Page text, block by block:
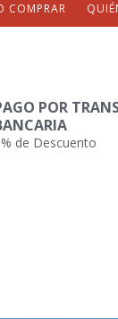
COMPRAR
POR
de Descuento